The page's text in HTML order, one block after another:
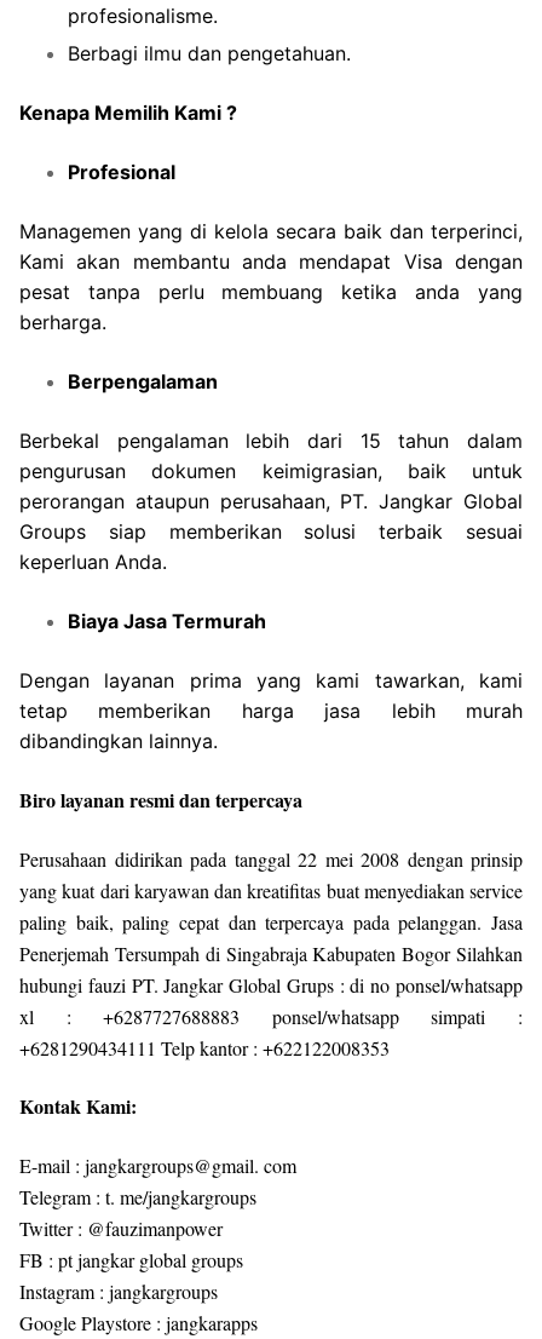
profesionalisme.
Berbagi ilmu dan pengetahuan.
Kenapa Memilih Kami ?
Profesional
Managemen yang di kelola secara baik dan terperinci,
Kami akan membantu anda mendapat Visa dengan
pesat tanpa perlu membuang ketika anda yang
berharga.
Berpengalaman
Berbekal pengalaman lebih dari 15 tahun dalam
pengurusan dokumen keimigrasian, baik untuk
perorangan ataupun perusahaan, PT. Jangkar Global
Groups siap memberikan solusi terbaik sesuai
keperluan Anda.
Biaya Jasa Termurah
Dengan layanan prima yang kami tawarkan, kami
tetap memberikan harga jasa lebih murah
dibandingkan lainnya.
Biro layanan resmi dan terpercaya
Perusahaan didirikan pada tanggal 22 mei 2008 dengan prinsip
yang kuat dari karyawan dan kreatifitas buat menyediakan service
paling baik, paling cepat dan terpercaya pada pelanggan. Jasa
Penerjemah Tersumpah di Singabraja Kabupaten Bogor Silahkan
hubungi fauzi PT. Jangkar Global Grups : di no ponsel/whatsapp
xl : +6287727688883 ponsel/whatsapp simpati :
+6281290434111 Telp kantor : +622122008353
Kontak Kami:
E-mail : jangkargroups@gmail. com
Telegram : t. me/jangkargroups
Twitter : @fauzimanpower
FB : pt jangkar global groups
Instagram : jangkargroups
Google Playstore : jangkarapps